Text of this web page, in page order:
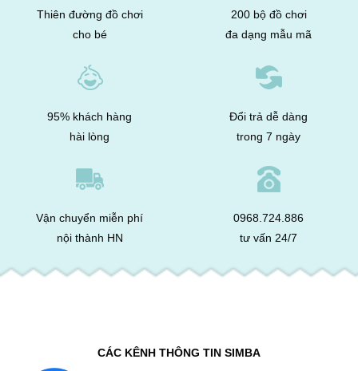
Thiên đường đồ chơi
cho bé
200 bộ đồ chơi
đa dạng mẫu mã
95% khách hàng
hài lòng
Đổi trả dễ dàng
trong 7 ngày
Vận chuyển miễn phí
nội thành HN
0968.724.886
tư vấn 24/7
CÁC KÊNH THÔNG TIN SIMBA